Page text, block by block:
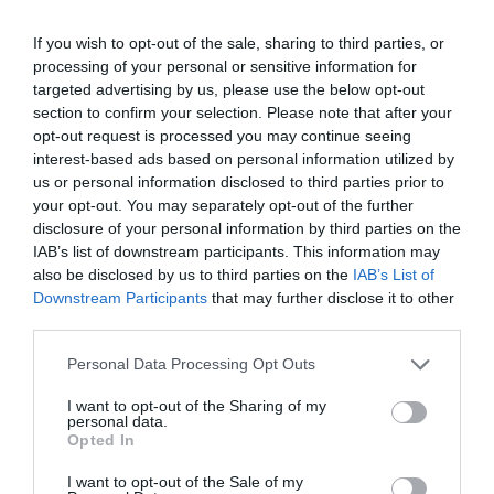
If you wish to opt-out of the sale, sharing to third parties, or
processing of your personal or sensitive information for
targeted advertising by us, please use the below opt-out
section to confirm your selection. Please note that after your
opt-out request is processed you may continue seeing
interest-based ads based on personal information utilized by
us or personal information disclosed to third parties prior to
your opt-out. You may separately opt-out of the further
disclosure of your personal information by third parties on the
IAB’s list of downstream participants. This information may
also be disclosed by us to third parties on the IAB’s List of
Downstream Participants that may further disclose it to other
Personal Data Processing Opt Outs
I want to opt-out of the Sharing of my
personal data.
Opted In
I want to opt-out of the Sale of my
"Estem donant a conèixer
el producte amb llicències
gratuïtes”
Martínez assenyala que Keynema ja s’ha utilitzat
en pel·lícules comEl 47, deMarcel Barrena. “Hem
fet vendes a escoles, per exemple a l’Escola
Superior de Cinema i Audiovisuals de
Catalunya (ESCAC), amb una versió una mica
més especialitzada amb un cost de 100 euros
l’any per alumne. Però, aquest any, el que estem
llicències gratuïtes”, explica.